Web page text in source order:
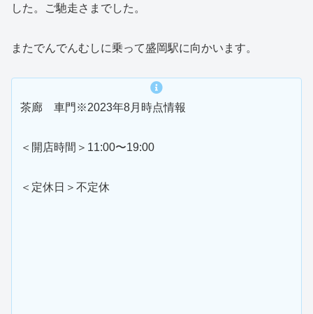
した。ご馳走さまでした。
またでんでんむしに乗って盛岡駅に向かいます。
茶廊 車門※2023年8月時点情報
＜開店時間＞11:00〜19:00
＜定休日＞不定休